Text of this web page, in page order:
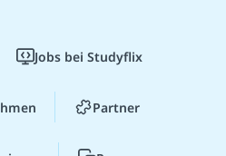
Jobs bei Studyflix
Partner